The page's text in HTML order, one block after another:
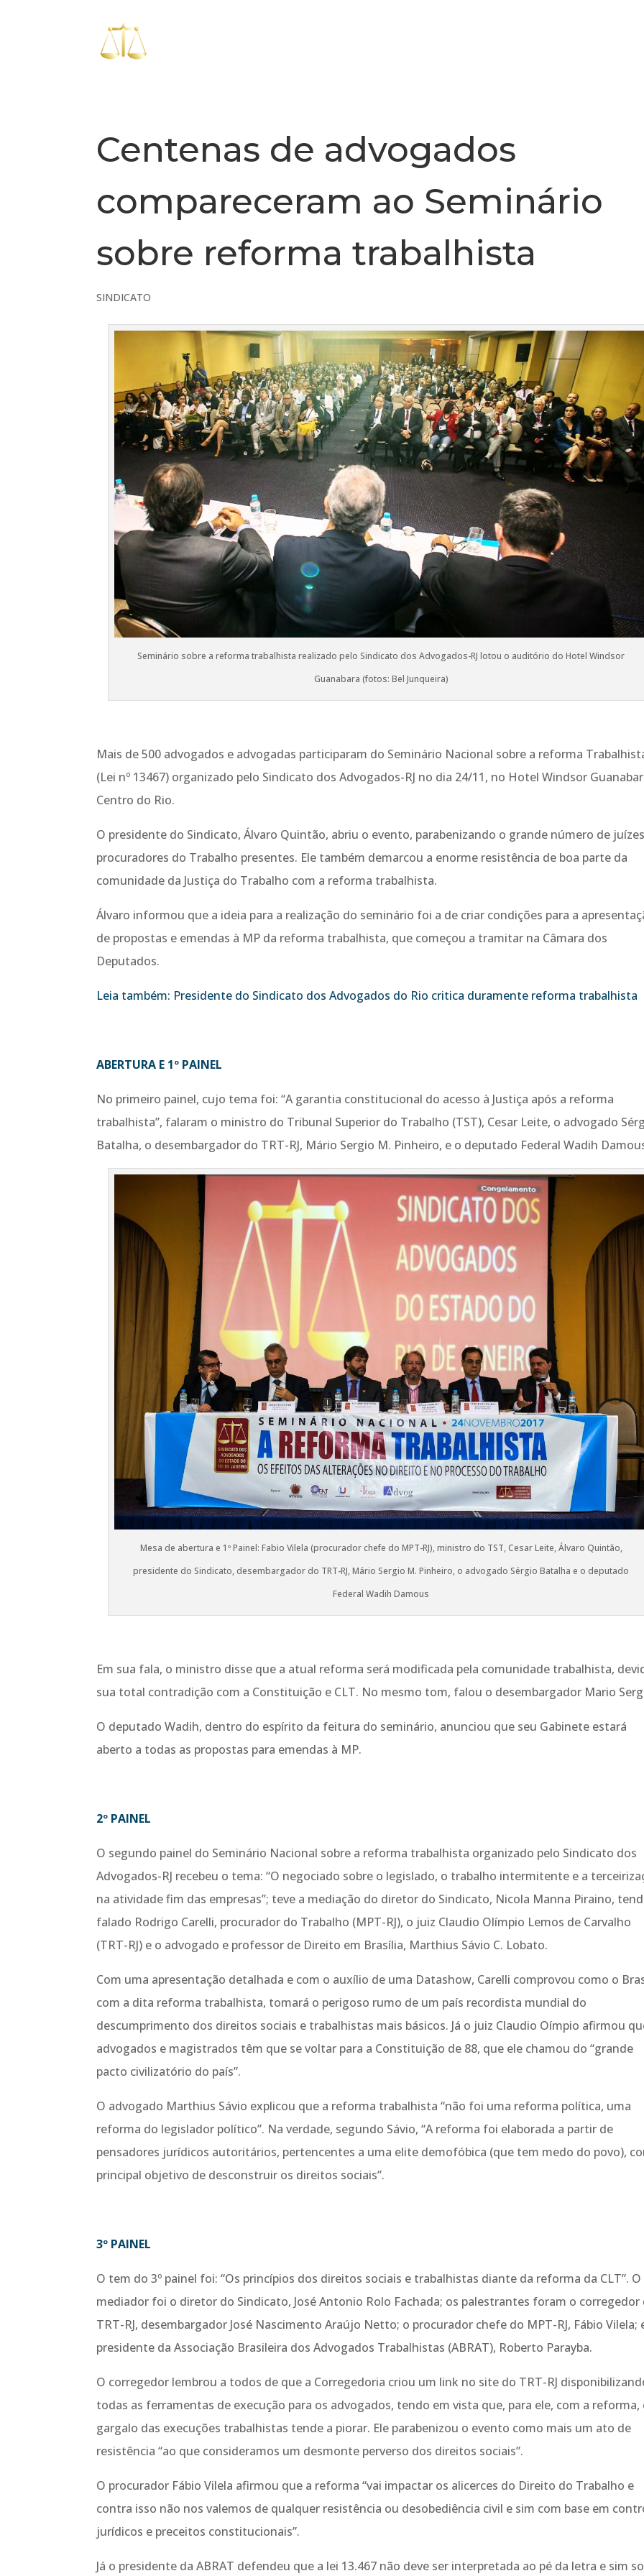
Centenas de advogados
compareceram ao Seminário
sobre reforma trabalhista
SINDICATO
Seminário sobre a reforma trabalhista realizado pelo Sindicato dos Advogados-RJ lotou o auditório do Hotel Windsor
Guanabara (fotos: Bel Junqueira)
Mais de 500 advogados e advogadas participaram do Seminário Nacional sobre a reforma
(Lei nº 13467) organizado pelo Sindicato dos Advogados-RJ no dia 24/11, no Hotel Windsor
Centro do Rio.
O presidente do Sindicato, Álvaro Quintão, abriu o evento, parabenizando o grande número de
procuradores do Trabalho presentes. Ele também demarcou a enorme resistência de boa parte da
comunidade da Justiça do Trabalho com a reforma trabalhista.
Álvaro informou que a ideia para a realização do seminário foi a de criar condições para a
de propostas e emendas à MP da reforma trabalhista, que começou a tramitar na Câmara dos
Deputados.
Leia também: Presidente do Sindicato dos Advogados do Rio critica duramente reforma trabalhista
ABERTURA E 1º PAINEL
No primeiro painel, cujo tema foi: “A garantia constitucional do acesso à Justiça após a reforma
trabalhista”, falaram o ministro do Tribunal Superior do Trabalho (TST), Cesar Leite, o advogado
Batalha, o desembargador do TRT-RJ, Mário Sergio M. Pinheiro, e o deputado Federal Wadih
Mesa de abertura e 1º Painel: Fabio Vilela (procurador chefe do MPT-RJ), ministro do TST, Cesar Leite, Álvaro Quintão,
presidente do Sindicato, desembargador do TRT-RJ, Mário Sergio M. Pinheiro, o advogado Sérgio Batalha e o deputado
Federal Wadih Damous
Em sua fala, o ministro disse que a atual reforma será modificada pela comunidade trabalhista,
sua total contradição com a Constituição e CLT. No mesmo tom, falou o desembargador Mario
O deputado Wadih, dentro do espírito da feitura do seminário, anunciou que seu Gabinete estará
aberto a todas as propostas para emendas à MP.
2º PAINEL
O segundo painel do Seminário Nacional sobre a reforma trabalhista organizado pelo Sindicato dos
Advogados-RJ recebeu o tema: “O negociado sobre o legislado, o trabalho intermitente e a
na atividade fim das empresas”; teve a mediação do diretor do Sindicato, Nicola Manna Piraino,
falado Rodrigo Carelli, procurador do Trabalho (MPT-RJ), o juiz Claudio Olímpio Lemos de Carvalho
(TRT-RJ) e o advogado e professor de Direito em Brasília, Marthius Sávio C. Lobato.
Com uma apresentação detalhada e com o auxílio de uma Datashow, Carelli comprovou como o
com a dita reforma trabalhista, tomará o perigoso rumo de um país recordista mundial do
descumprimento dos direitos sociais e trabalhistas mais básicos. Já o juiz Claudio Oímpio afirmou
advogados e magistrados têm que se voltar para a Constituição de 88, que ele chamou do “grande
pacto civilizatório do país”.
O advogado Marthius Sávio explicou que a reforma trabalhista “não foi uma reforma política, uma
reforma do legislador político”. Na verdade, segundo Sávio, “A reforma foi elaborada a partir de
pensadores jurídicos autoritários, pertencentes a uma elite demofóbica (que tem medo do povo),
principal objetivo de desconstruir os direitos sociais”.
3º PAINEL
O tem do 3º painel foi: “Os princípios dos direitos sociais e trabalhistas diante da reforma da CLT”. O
mediador foi o diretor do Sindicato, José Antonio Rolo Fachada; os palestrantes foram o corregedor
TRT-RJ, desembargador José Nascimento Araújo Netto; o procurador chefe do MPT-RJ, Fábio Vilela;
presidente da Associação Brasileira dos Advogados Trabalhistas (ABRAT), Roberto Parayba.
O corregedor lembrou a todos de que a Corregedoria criou um link no site do TRT-RJ
todas as ferramentas de execução para os advogados, tendo em vista que, para ele, com a reforma,
gargalo das execuções trabalhistas tende a piorar. Ele parabenizou o evento como mais um ato de
resistência “ao que consideramos um desmonte perverso dos direitos sociais”.
O procurador Fábio Vilela afirmou que a reforma “vai impactar os alicerces do Direito do Trabalho e
contra isso não nos valemos de qualquer resistência ou desobediência civil e sim com base em
jurídicos e preceitos constitucionais”.
Já o presidente da ABRAT defendeu que a lei 13.467 não deve ser interpretada ao pé da letra e sim